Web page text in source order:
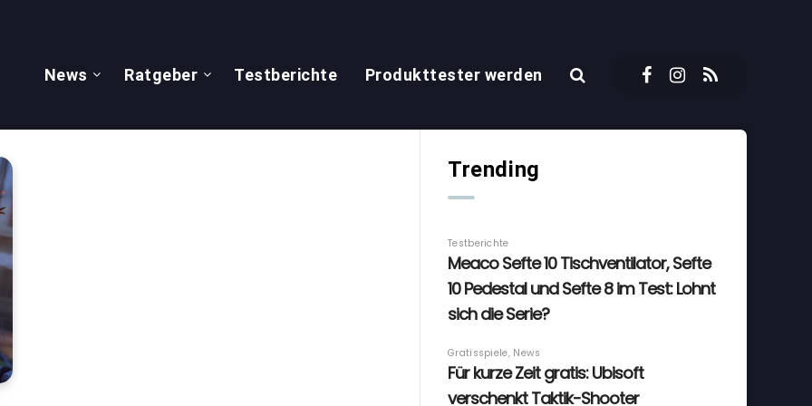
News Ratgeber Testberichte Produkttester werden
Trending